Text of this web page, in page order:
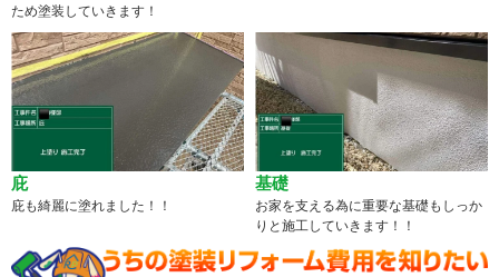
ため塗装していきます！
庇
庇も綺麗に塗れました！！
基礎
お家を支える為に重要な基礎もしっか
りと施工していきます！！